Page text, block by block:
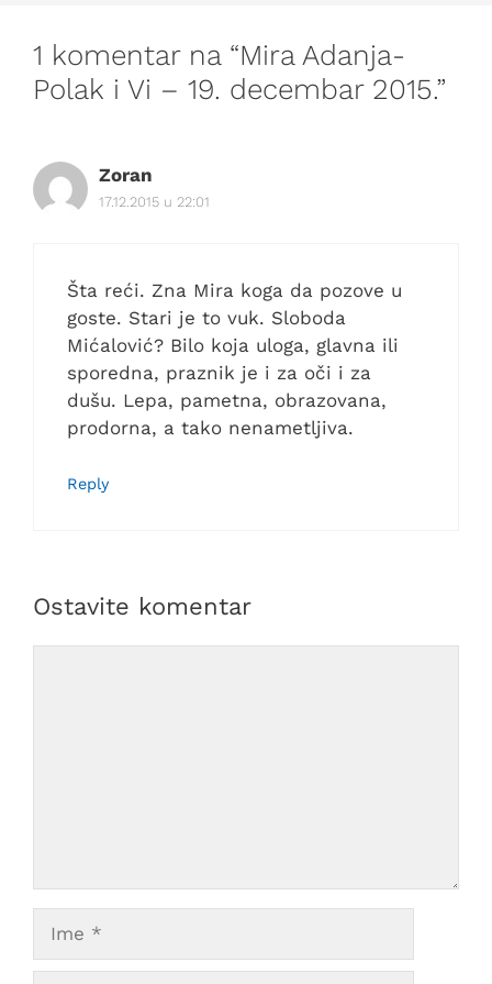
1 komentar na “Mira Adanja-
Polak i Vi – 19. decembar 2015.”
Zoran
17.12.2015 u 22:01
Šta reći. Zna Mira koga da pozove u
goste. Stari je to vuk. Sloboda
Mićalović? Bilo koja uloga, glavna ili
sporedna, praznik je i za oči i za
dušu. Lepa, pametna, obrazovana,
prodorna, a tako nenametljiva.
Reply
Ostavite komentar